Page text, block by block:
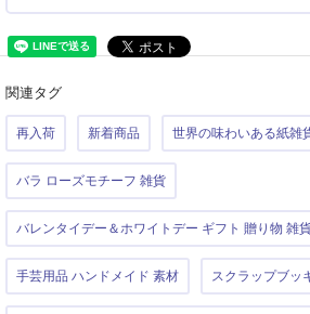
関連タグ
再入荷 新着商品 世界の味わいある紙雑
バラ ローズモチーフ 雑貨
バレンタイデー＆ホワイトデー ギフト 贈り物 雑
手芸用品 ハンドメイド 素材 スクラップブッ